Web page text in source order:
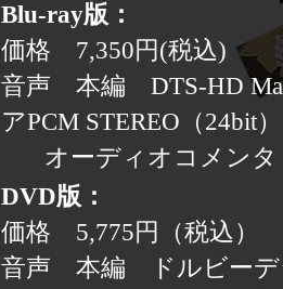
Blu-ray版：
価格 7,350円(税込)
音声 本編 DTS-HD
アPCM STEREO（24bit）
オーディオコメン
DVD版：
価格 5,775円（税込）
音声 本編 ドルビーデ